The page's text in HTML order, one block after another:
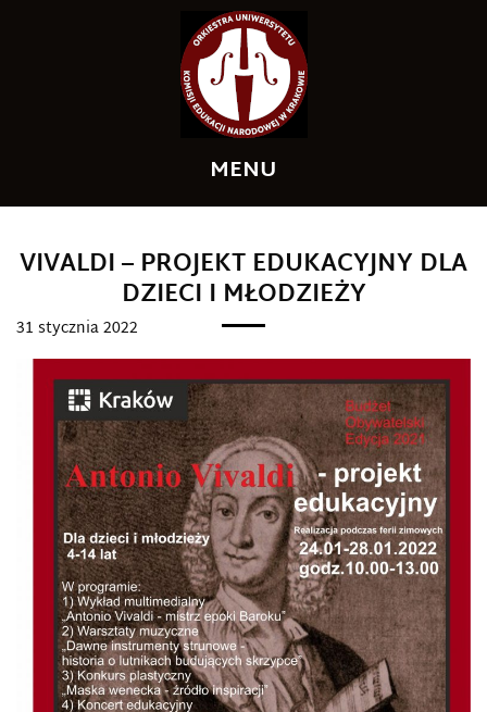
MENU
VIVALDI – PROJEKT EDUKACYJNY DLA
DZIECI I MŁODZIEŻY
31 stycznia 2022